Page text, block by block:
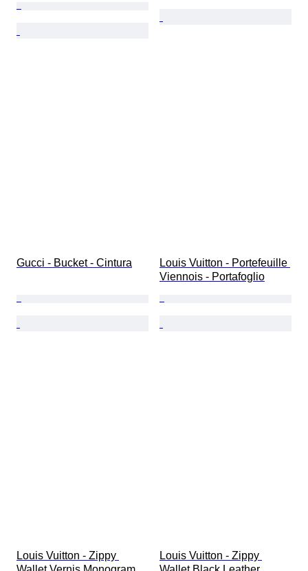
Gucci - Bucket - Cintura
Louis Vuitton - Portefeuille
Viennois - Portafoglio
Louis Vuitton - Zippy
Louis Vuitton - Zippy